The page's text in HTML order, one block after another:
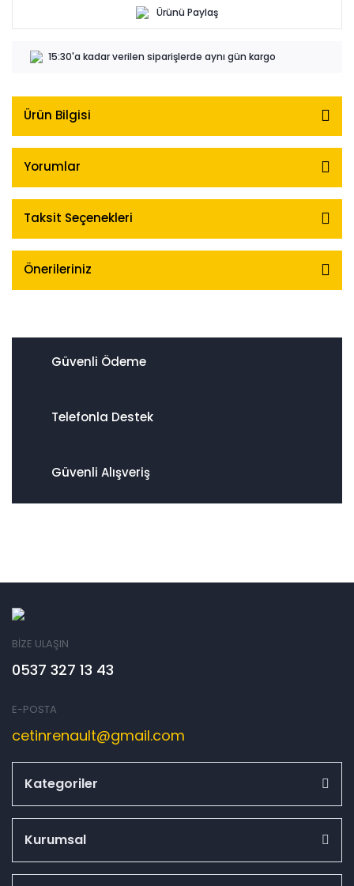
Ürünü Paylaş
15:30'a kadar verilen siparişlerde aynı gün kargo
Ürün Bilgisi
Yorumlar
Taksit Seçenekleri
Önerileriniz
Güvenli Ödeme
Telefonla Destek
Güvenli Alışveriş
BİZE ULAŞIN
0537 327 13 43
E-POSTA
cetinrenault@gmail.com
Kategoriler
Kurumsal